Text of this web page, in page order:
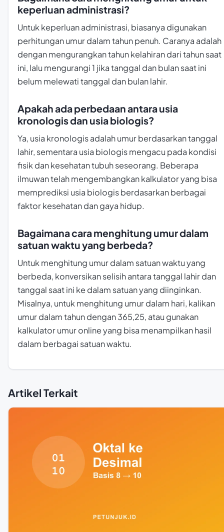
keperluan administrasi?
Untuk keperluan administrasi, biasanya digunakan
perhitungan umur dalam tahun penuh. Caranya adalah
dengan mengurangkan tahun kelahiran dari tahun saat
ini, lalu mengurangi 1 jika tanggal dan bulan saat ini
belum melewati tanggal dan bulan lahir.
Apakah ada perbedaan antara usia
kronologis dan usia biologis?
Ya, usia kronologis adalah umur berdasarkan tanggal
lahir, sementara usia biologis mengacu pada kondisi
fisik dan kesehatan tubuh seseorang. Beberapa
ilmuwan telah mengembangkan kalkulator yang bisa
memprediksi usia biologis berdasarkan berbagai
faktor kesehatan dan gaya hidup.
Bagaimana cara menghitung umur dalam
satuan waktu yang berbeda?
Untuk menghitung umur dalam satuan waktu yang
berbeda, konversikan selisih antara tanggal lahir dan
tanggal saat ini ke dalam satuan yang diinginkan.
Misalnya, untuk menghitung umur dalam hari, kalikan
umur dalam tahun dengan 365,25, atau gunakan
kalkulator umur online yang bisa menampilkan hasil
dalam berbagai satuan waktu.
Artikel Terkait